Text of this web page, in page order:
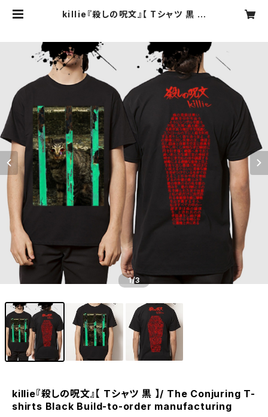
killie『殺しの呪文』【 Tシャツ 黒 】/
g | killie official webshop
1/3
killie『殺しの呪文』【 Tシャツ 黒 】/ The Conjuring T-
shirts Black Build-to-order manufacturing